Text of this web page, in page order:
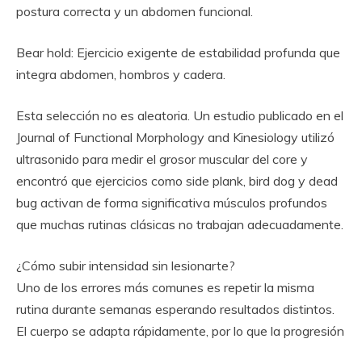
postura correcta y un abdomen funcional.
Bear hold: Ejercicio exigente de estabilidad profunda que
integra abdomen, hombros y cadera.
Esta selección no es aleatoria. Un estudio publicado en el
Journal of Functional Morphology and Kinesiology utilizó
ultrasonido para medir el grosor muscular del core y
encontró que ejercicios como side plank, bird dog y dead
bug activan de forma significativa músculos profundos
que muchas rutinas clásicas no trabajan adecuadamente.
¿Cómo subir intensidad sin lesionarte?
Uno de los errores más comunes es repetir la misma
rutina durante semanas esperando resultados distintos.
El cuerpo se adapta rápidamente, por lo que la progresión